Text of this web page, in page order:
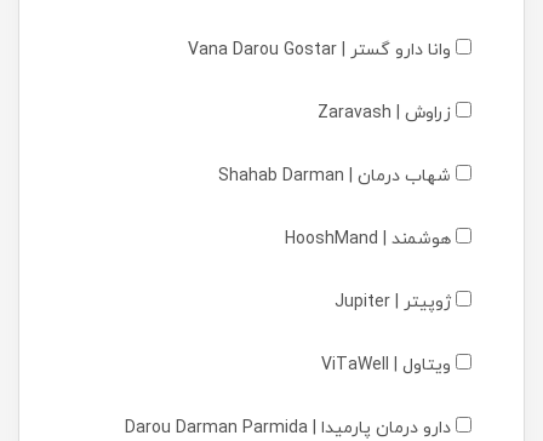
وانا دارو گستر | Vana Darou Gostar
زراوش | Zaravash
شهاب درمان | Shahab Darman
هوشمند | HooshMand
ژوپیتر | Jupiter
ویتاول | ViTaWell
دارو درمان پارمیدا | Darou Darman Parmida